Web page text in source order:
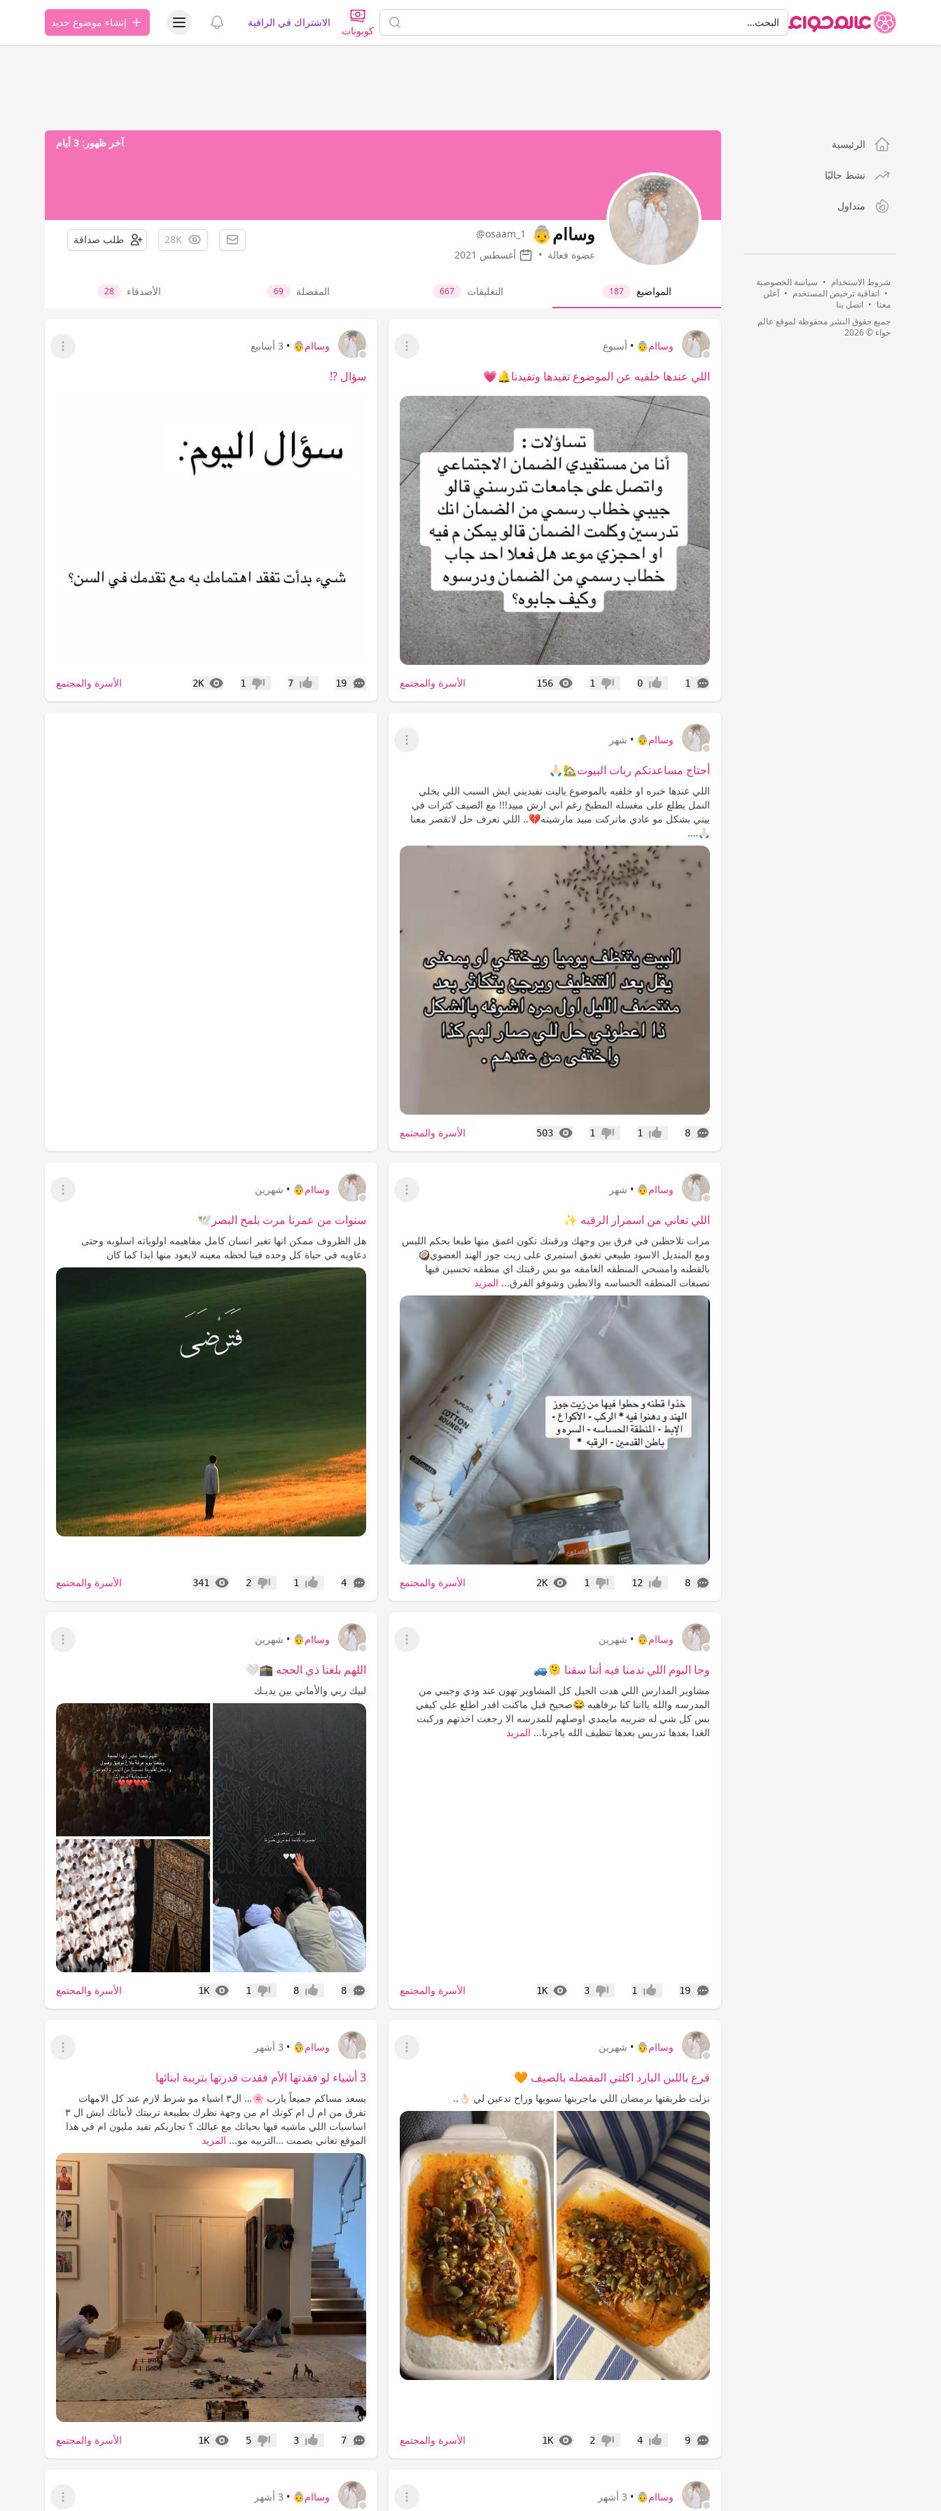
البحثالبحث…
كوبونات
الاشتراك في الراقية عرض الإشعاراتعرض قائمة المستخدمإنشاء موضوع جديد
الرئيسية
نشط حاليًا
متداول
شروط الاستخدام • سياسة الخصوصية
• اتفاقية ترخيص المستخدم • أعلن
معنا • اتصل بنا
جميع حقوق النشر محفوظة لموقع عالم
حواء © 2026
آخر ظهور: 3 أيام
وساام👵
@osaam_1
عضوة فعالة • أغسطس 2021
28K طلب صداقة
المواضيع 187 التعليقات 667 المفضلة 69 الأصدقاء 28
وساام👵 • أسبوع
عرض القائمة
اللي عندها خلفيه عن الموضوع تفيدها وتفيدنا🔔💗
1
التعليقات إعجاب0 عدم إعجاب
1
156
المشاهدات الأسرة والمجتمع
وساام👵 • 3 أسابيع
عرض القائمة
سؤال ⁉️
19
التعليقات إعجاب 7 عدم إعجاب
1
2K
المشاهدات الأسرة والمجتمع
وساام👵 • شهر
عرض القائمة
أحتاج مساعدتكم ربات البيوت🏡🙏🏻
اللي عندها خبره او خلفيه بالموضوع ياليت تفيديني ايش السبب اللي يخلي
النمل يطلع على مغسله المطبخ رغم اني ارش مبيد!!! مع الصيف كثرات في
بيتي بشكل مو عادي ماتركت مبيد مارشيته💔.. اللي تعرف حل لاتقصر معنا
🙏🏻….
8
التعليقات إعجاب1 عدم إعجاب
1
503
المشاهدات الأسرة والمجتمع
وساام👵 • شهر
عرض القائمة
اللي تعاني من اسمرار الرقبه ✨
مرات تلاحظين في فرق بين وجهك ورقبتك تكون اغمق منها طبعا بحكم اللبس
ومع المنديل الاسود طبيعي تغمق استمري على زيت جوز الهند العضوي🥥
بالقطنه وامسحي المنطقه الغامقه مو بس رقبتك اي منطقه تحسين فيها
تصبغات المنطقه الحساسه والابطين وشوفو الفرق... المزيد
8
التعليقات إعجاب12 عدم إعجاب
1
2K
المشاهدات الأسرة والمجتمع
وساام👵 • شهرين
عرض القائمة
سنوات من عمرنا مرت بلمح البصر🕊️
هل الظروف ممكن انها تغير انسان كامل مفاهيمه اولوياته اسلوبه وحتى
دعاويه في حياة كل وحده فينا لحظه معينه لايعود منها ابدا كما كان
4
التعليقات إعجاب1 عدم إعجاب
2
341
المشاهدات الأسرة والمجتمع
وساام👵 • شهرين
عرض القائمة
وجا اليوم اللي ندمنا فيه أننا سقنا 🫠🚙
مشاوير المدارس اللي هدت الحيل كل المشاوير تهون عند ودي وجيبي من
المدرسه والله يااننا كنا برفاهيه 😂صحيح قبل ماكنت اقدر اطلع على كيفي
بس كل شي له ضريبه مايمدي اوصلهم للمدرسه الا رجعت اخذتهم وركبت
الغدا بعدها تدريس بعدها تنظيف الله ياجرنا... المزيد
19
التعليقات إعجاب1 عدم إعجاب
3
1K
المشاهدات الأسرة والمجتمع
وساام👵 • شهرين
عرض القائمة
اللهم بلغنا ذي الحجه 🕋🤍
لبيك ربي والأماني بين يديـك
8
التعليقات إعجاب8 عدم إعجاب
1
1K
المشاهدات الأسرة والمجتمع
وساام👵 • شهرين
عرض القائمة
قرع باللبن البارد اكلتي المفضله بالصيف 🧡
نزلت طريقتها برمضان اللي ماجربتها تسويها وراح تدعين لي 👌🏻..
9
التعليقات إعجاب4 عدم إعجاب
2
1K
المشاهدات الأسرة والمجتمع
وساام👵 • 3 أشهر
عرض القائمة
3 أشياء لو فقدتها الأم فقدت قدرتها بتربية ابنائها
يسعد مساكم جميعاً يارب 🌸… ال٣ اشياء مو شرط لازم عند كل الامهات
تفرق من ام ل ام كونك ام من وجهة نظرك بطبيعة تربيتك لأبنائك ايش ال ٣
اساسيات اللي ماشيه فيها بحياتك مع عيالك ؟ تجاربكم تفيد مليون ام في هذا
الموقع تعاني بصمت …التربيه مو... المزيد
7
التعليقات إعجاب3 عدم إعجاب
5
1K
المشاهدات الأسرة والمجتمع
وساام👵 • 3 أشهر عرض القائمة وساام👵 • 3 أشهر عرض القائمة